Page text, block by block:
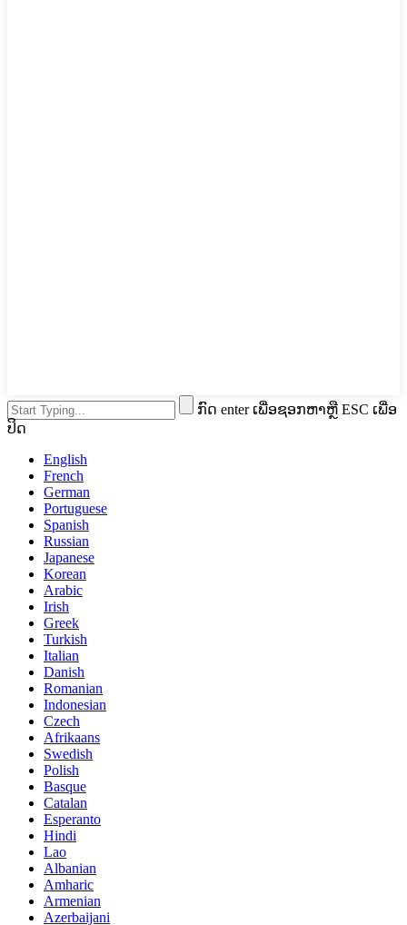
ກົດ enter ເພື່ອຊອກຫາຫຼື ESC ເພື່ອ
ປິດ
English
French
German
Portuguese
Spanish
Russian
Japanese
Korean
Arabic
Irish
Greek
Turkish
Italian
Danish
Romanian
Indonesian
Czech
Afrikaans
Swedish
Polish
Basque
Catalan
Esperanto
Hindi
Lao
Albanian
Amharic
Armenian
Azerbaijani